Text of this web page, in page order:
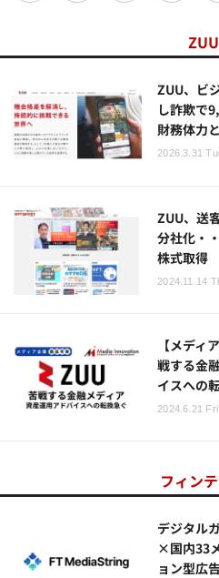
ZUU
ZUU、ビ
し詐欺で
財務体力
2026.3.31
ZUU、送
分社化・
株式取得
2024.11.14
【メディ
戦する金
イスへの
2024.6.21
フィン
デジタル
×国内33
ョン型広